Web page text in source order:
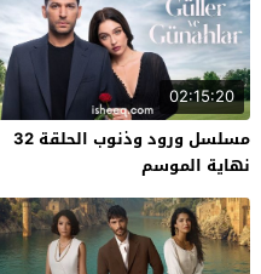
02:15:20
مسلسل ورود وذنوب الحلقة 32
نهاية الموسم